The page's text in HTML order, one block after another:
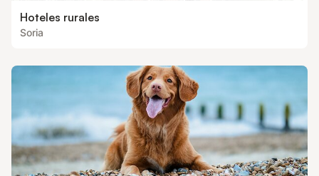
Hoteles rurales
Soria